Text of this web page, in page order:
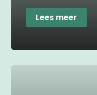
Lees meer